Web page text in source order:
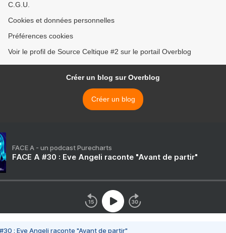
C.G.U.
Cookies et données personnelles
Préférences cookies
Voir le profil de Source Celtique #2 sur le portail Overblog
Créer un blog sur Overblog
Créer un blog
FACE A - un podcast Purecharts
FACE A #30 : Eve Angeli raconte "Avant de partir"
#30 : Eve Angeli raconte "Avant de partir"